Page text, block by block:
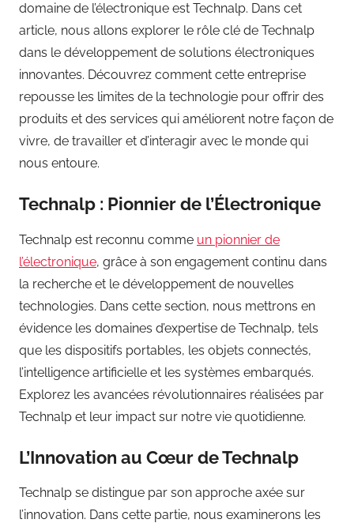
domaine de l’électronique est Technalp. Dans cet
article, nous allons explorer le rôle clé de Technalp
dans le développement de solutions électroniques
innovantes. Découvrez comment cette entreprise
repousse les limites de la technologie pour offrir des
produits et des services qui améliorent notre façon de
vivre, de travailler et d’interagir avec le monde qui
nous entoure.
Technalp : Pionnier de l’Électronique
Technalp est reconnu comme un pionnier de
l’électronique, grâce à son engagement continu dans
la recherche et le développement de nouvelles
technologies. Dans cette section, nous mettrons en
évidence les domaines d’expertise de Technalp, tels
que les dispositifs portables, les objets connectés,
l’intelligence artificielle et les systèmes embarqués.
Explorez les avancées révolutionnaires réalisées par
Technalp et leur impact sur notre vie quotidienne.
L’Innovation au Cœur de Technalp
Technalp se distingue par son approche axée sur
l’innovation. Dans cette partie, nous examinerons les